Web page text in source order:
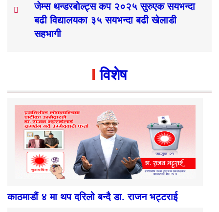
जेम्स थन्डरबोल्ट्स कप २०२५ सुरुएक सयभन्दा
बढी विद्यालयका ३५ सयभन्दा बढी खेलाडी
सहभागी
विशेष
काठमाडौं ४ मा थप दरिलो बन्दै डा. राजन भट्टराई